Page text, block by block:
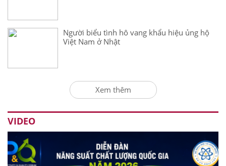
Người biểu tình hô vang khẩu hiệu ủng hộ
Việt Nam ở Nhật
Xem thêm
VIDEO